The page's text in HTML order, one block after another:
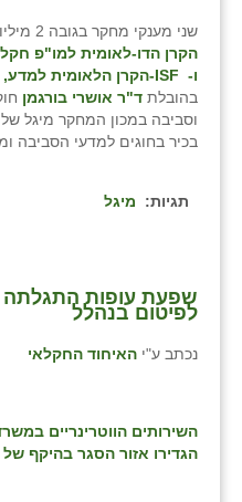
שני מענקי מחקר בגובה 2 מיליון שקלים הוענקו על ידי
הקרן הדו-לאומית למו"פ
ו-
-הקרן הלאומית למדע,
בהובלת ד"ר אושרי בורגמן
וסביבה במכון המחקר מיגל
בכיר בחוגים למדעי הסביבה
תגיות: מיגל
שפעת עופות התגלתה
לפיטום בנהלל
נכתב ע"י האיחוד החקלאי
השירותים הווטרינריים
הגדירו אזור הסגר בהיקף של 10 ק"מ מהלולים הנגועים